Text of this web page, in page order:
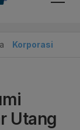
Korporasi
Utang